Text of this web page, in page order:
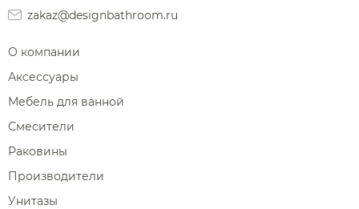
zakaz@designbathroom.ru
О компании
Аксессуары
Мебель для ванной
Смесители
Раковины
Производители
Унитазы